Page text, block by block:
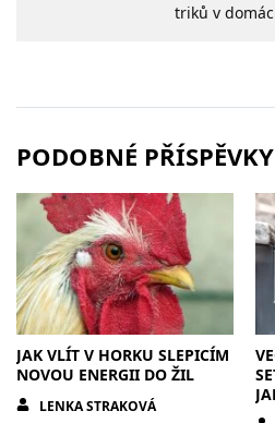
triků v
PODOBNÉ PŘÍSPĚVKY
JAK VLÍT V HORKU SLEPICÍM
NOVOU ENERGII DO ŽIL
LENKA STRAKOVÁ